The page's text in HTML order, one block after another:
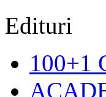
Edituri
100+1